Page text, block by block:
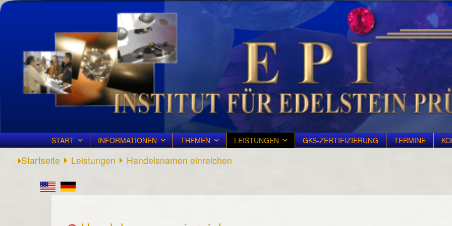
START INFORMATIONEN THEMEN LEISTUNGEN GKS-ZERTIFIZIERUNG TERMINE
Startseite Leistungen Handelsnamen einreichen